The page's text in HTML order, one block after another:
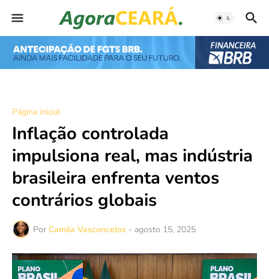
Página inicial
Inflação controlada
impulsiona real, mas indústria
brasileira enfrenta ventos
contrários globais
Por Camila Vasconcelos - agosto 15, 2025